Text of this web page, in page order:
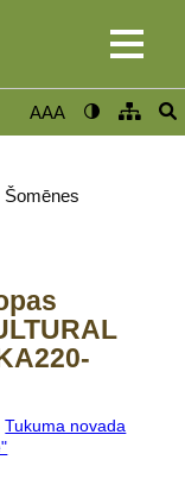
AAA
Šomēnes
Tukuma novada